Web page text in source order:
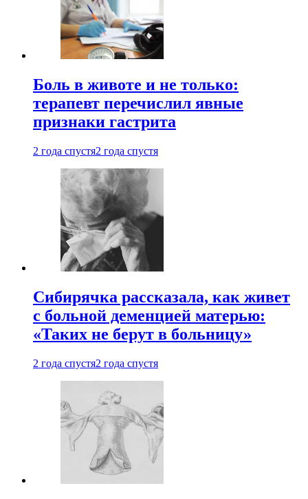
Боль в животе и не только:
терапевт перечислил явные
признаки гастрита
2 года спустя2 года спустя
Сибирячка рассказала, как живет
с больной деменцией матерью:
«Таких не берут в больницу»
2 года спустя2 года спустя